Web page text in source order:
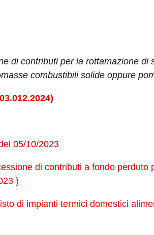
di contributi per la rottamazione
combustibili solide oppure
05/10/2023
di contributi a fondo
)
di impianti termici domestici